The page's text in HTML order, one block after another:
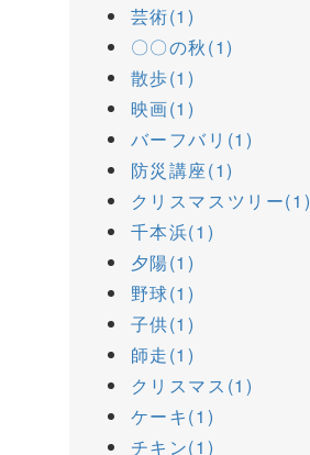
芸術(1)
〇〇の秋(1)
散歩(1)
映画(1)
バーフバリ(1)
防災講座(1)
クリスマスツリー(1)
千本浜(1)
夕陽(1)
野球(1)
子供(1)
師走(1)
クリスマス(1)
ケーキ(1)
チキン(1)